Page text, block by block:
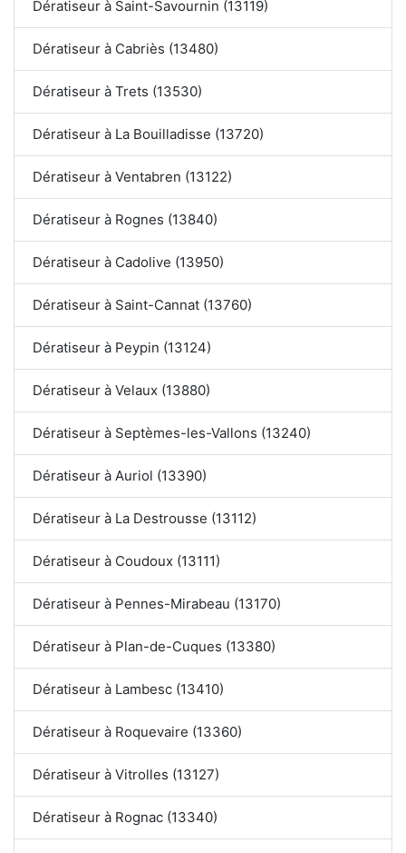
Dératiseur à Saint-Savournin (13119)
Dératiseur à Cabriès (13480)
Dératiseur à Trets (13530)
Dératiseur à La Bouilladisse (13720)
Dératiseur à Ventabren (13122)
Dératiseur à Rognes (13840)
Dératiseur à Cadolive (13950)
Dératiseur à Saint-Cannat (13760)
Dératiseur à Peypin (13124)
Dératiseur à Velaux (13880)
Dératiseur à Septèmes-les-Vallons (13240)
Dératiseur à Auriol (13390)
Dératiseur à La Destrousse (13112)
Dératiseur à Coudoux (13111)
Dératiseur à Pennes-Mirabeau (13170)
Dératiseur à Plan-de-Cuques (13380)
Dératiseur à Lambesc (13410)
Dératiseur à Roquevaire (13360)
Dératiseur à Vitrolles (13127)
Dératiseur à Rognac (13340)